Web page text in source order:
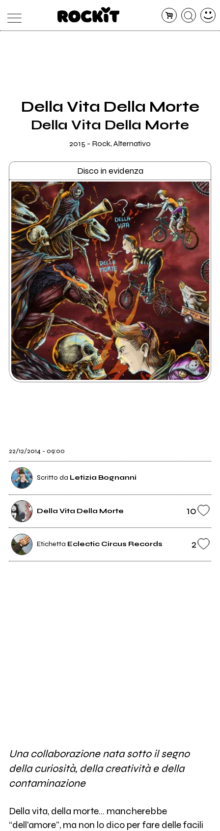
SHOP
RADIO
Della Vita Della Morte
Della Vita Della Morte
2015 - Rock, Alternativo
Disco in evidenza
22/12/2014 - 09:00
Scritto da Letizia Bognanni
Della Vita Della Morte 10
Etichetta Eclectic Circus Records 2
Una collaborazione nata sotto il segno
della curiosità, della creatività e della
contaminazione
Della vita, della morte... mancherebbe
“dell'amore”, ma non lo dico per fare delle facili